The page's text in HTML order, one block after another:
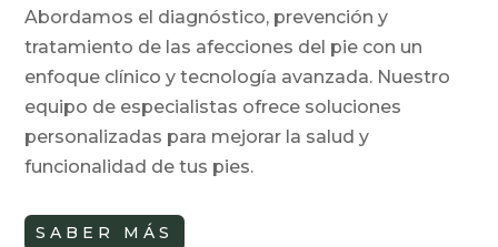
Abordamos el diagnóstico, prevención y
tratamiento de las afecciones del pie con un
enfoque clínico y tecnología avanzada. Nuestro
equipo de especialistas ofrece soluciones
personalizadas para mejorar la salud y
funcionalidad de tus pies.
SABER MÁS